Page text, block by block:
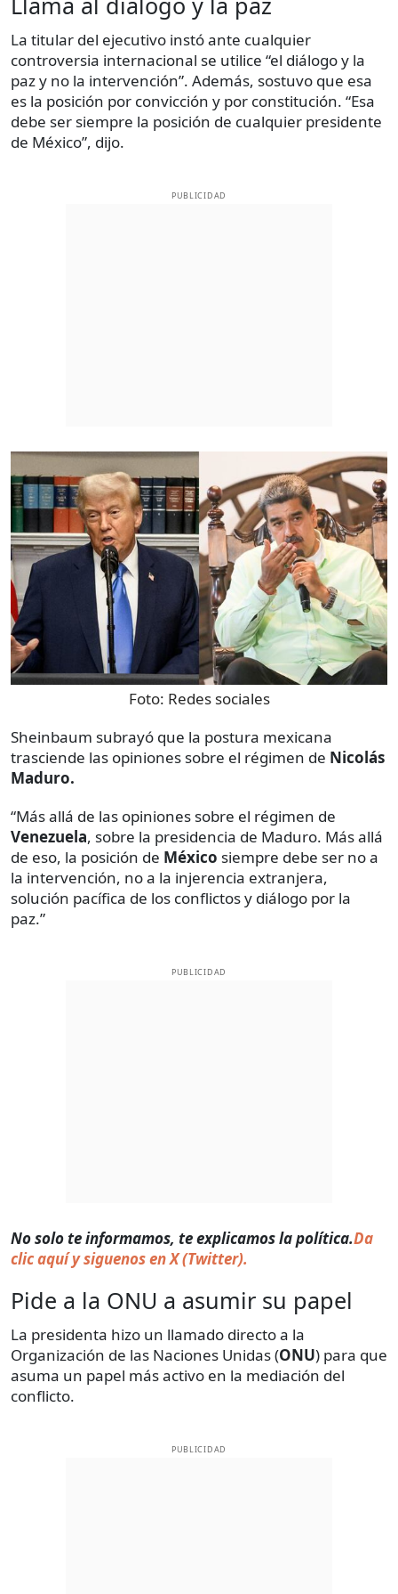
La titular del ejecutivo instó ante cualquier
controversia internacional se utilice “el diálogo y la
paz y no la intervención”. Además, sostuvo que esa
es la posición por convicción y por constitución. “Esa
debe ser siempre la posición de cualquier presidente
de México”, dijo.
PUBLICIDAD
Foto: Redes sociales
Sheinbaum subrayó que la postura mexicana
trasciende las opiniones sobre el régimen de Nicolás
Maduro.
“Más allá de las opiniones sobre el régimen de
Venezuela, sobre la presidencia de Maduro. Más allá
de eso, la posición de México siempre debe ser no a
la intervención, no a la injerencia extranjera,
solución pacífica de los conflictos y diálogo por la
paz.”
PUBLICIDAD
No solo te informamos, te explicamos la política.Da
clic aquí y siguenos en X (Twitter).
Pide a la ONU a asumir su papel
La presidenta hizo un llamado directo a la
Organización de las Naciones Unidas (ONU) para que
asuma un papel más activo en la mediación del
conflicto.
PUBLICIDAD